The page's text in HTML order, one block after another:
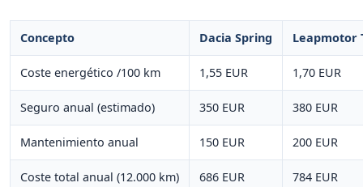
Concepto Dacia Spring Leapmotor
Coste energético /100 km 1,55 EUR 1,70 EUR
Seguro anual (estimado) 350 EUR 380 EUR
Mantenimiento anual 150 EUR 200 EUR
Coste total anual (12.000 km) 686 EUR 784 EUR